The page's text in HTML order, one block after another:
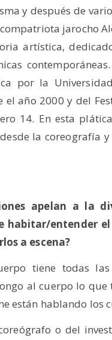
y después de
jarocho
artística,
por la
año 2000 y del
14. En esta
la coreografía
apelan a la
habitar/entender
a escena?
tiene todas
al cuerpo lo
están hablando los
o del